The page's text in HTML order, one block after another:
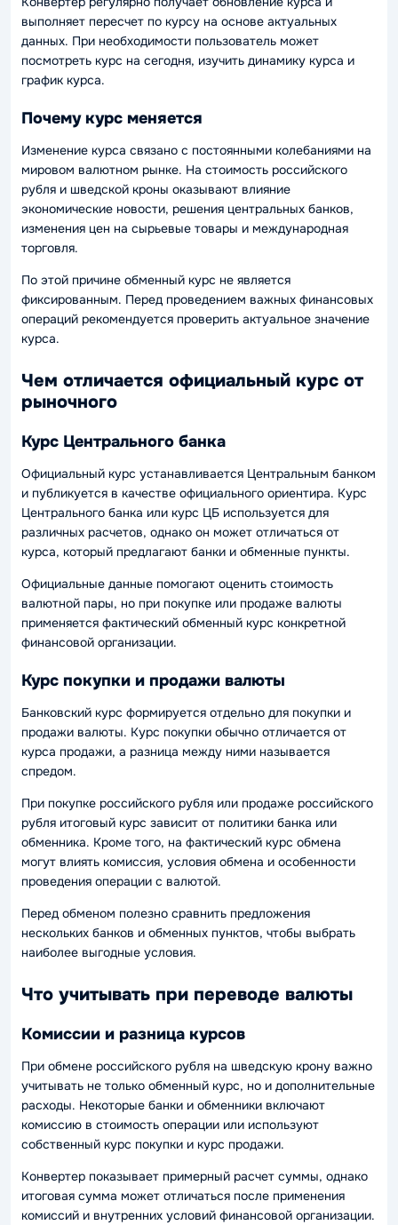
выполняет пересчет по курсу на основе актуальных
данных. При необходимости пользователь может
посмотреть курс на сегодня, изучить динамику курса и
график курса.
Почему курс меняется
Изменение курса связано с постоянными колебаниями на
мировом валютном рынке. На стоимость российского
рубля и шведской кроны оказывают влияние
экономические новости, решения центральных банков,
изменения цен на сырьевые товары и международная
торговля.
По этой причине обменный курс не является
фиксированным. Перед проведением важных финансовых
операций рекомендуется проверить актуальное значение
курса.
Чем отличается официальный курс от
рыночного
Курс Центрального банка
Официальный курс устанавливается Центральным банком
и публикуется в качестве официального ориентира. Курс
Центрального банка или курс ЦБ используется для
различных расчетов, однако он может отличаться от
курса, который предлагают банки и обменные пункты.
Официальные данные помогают оценить стоимость
валютной пары, но при покупке или продаже валюты
применяется фактический обменный курс конкретной
финансовой организации.
Курс покупки и продажи валюты
Банковский курс формируется отдельно для покупки и
продажи валюты. Курс покупки обычно отличается от
курса продажи, а разница между ними называется
спредом.
При покупке российского рубля или продаже российского
рубля итоговый курс зависит от политики банка или
обменника. Кроме того, на фактический курс обмена
могут влиять комиссия, условия обмена и особенности
проведения операции с валютой.
Перед обменом полезно сравнить предложения
нескольких банков и обменных пунктов, чтобы выбрать
наиболее выгодные условия.
Что учитывать при переводе валюты
Комиссии и разница курсов
При обмене российского рубля на шведскую крону важно
учитывать не только обменный курс, но и дополнительные
расходы. Некоторые банки и обменники включают
комиссию в стоимость операции или используют
собственный курс покупки и курс продажи.
Конвертер показывает примерный расчет суммы, однако
итоговая сумма может отличаться после применения
комиссий и внутренних условий финансовой организации.